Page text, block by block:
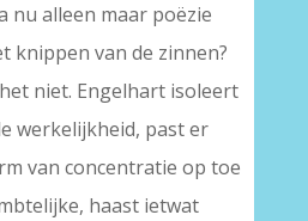
nu alleen maar poëzie
knippen van de zinnen?
niet. Engelhart isoleert
werkelijkheid, past er
van concentratie op toe
haast ietwat